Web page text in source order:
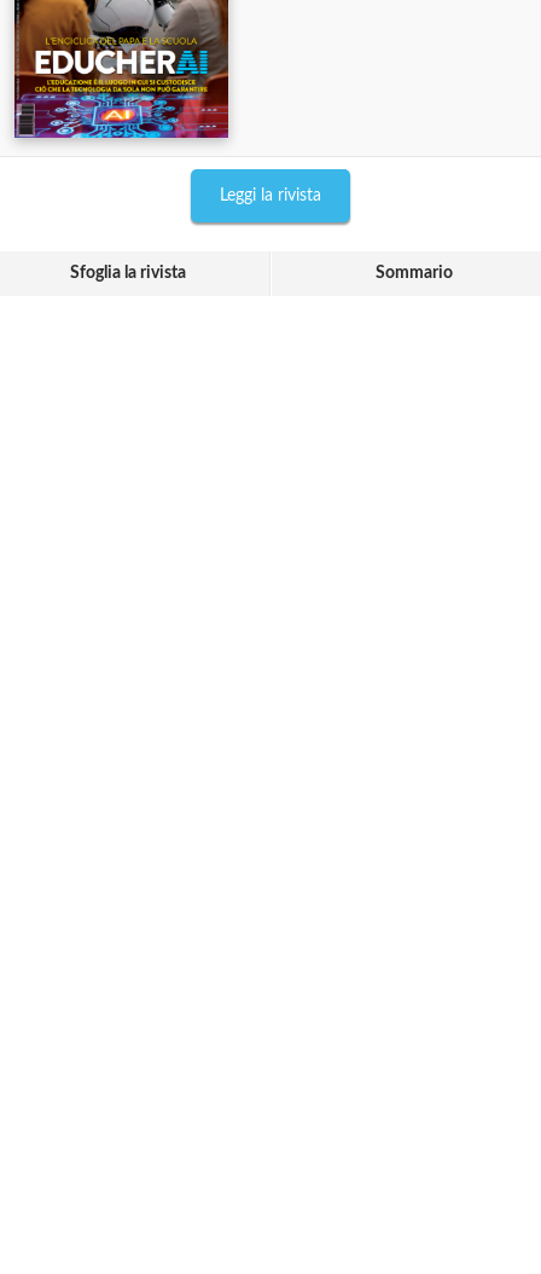
Leggi la rivista
Sfoglia la rivista Sommario